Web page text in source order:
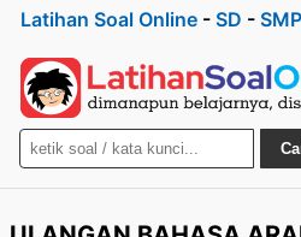
Latihan Soal Online - SD - SMP